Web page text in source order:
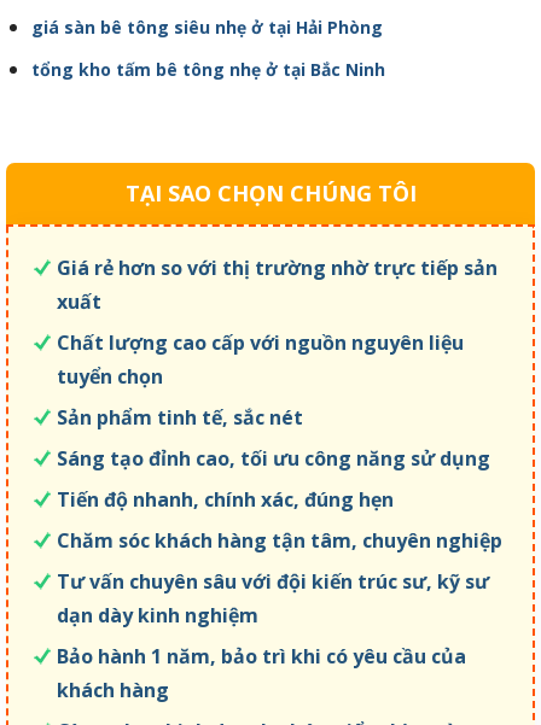
giá sàn bê tông siêu nhẹ ở tại Hải Phòng
tổng kho tấm bê tông nhẹ ở tại Bắc Ninh
TẠI SAO CHỌN CHÚNG TÔI
Giá rẻ hơn so với thị trường nhờ trực tiếp sản
xuất
Chất lượng cao cấp với nguồn nguyên liệu
tuyển chọn
Sản phẩm tinh tế, sắc nét
Sáng tạo đỉnh cao, tối ưu công năng sử dụng
Tiến độ nhanh, chính xác, đúng hẹn
Chăm sóc khách hàng tận tâm, chuyên nghiệp
Tư vấn chuyên sâu với đội kiến trúc sư, kỹ sư
dạn dày kinh nghiệm
Bảo hành 1 năm, bảo trì khi có yêu cầu của
khách hàng